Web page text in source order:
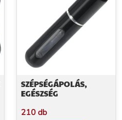
SZÉPSÉGÁPOLÁS,
EGÉSZSÉG
210 db